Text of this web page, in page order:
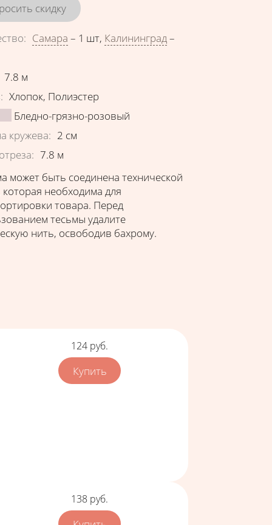
скидку
: Самара – 1 шт, Калининград–
7.8 м
: Хлопок, Полиэстер
Бледно-грязно-розовый
кружева: 2 см
: 7.8 м
может быть соединена технической
необходима для
товара. Перед
тесьмы удалите
нить, освободив бахрому.
Цена
124 руб.
Цена
138 руб.